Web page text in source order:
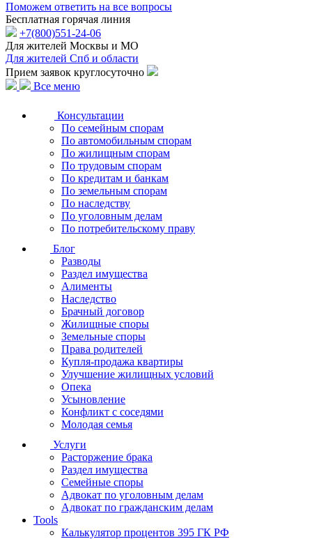
Поможем ответить на все вопросы
Бесплатная горячая линия
+7(800)551-24-06
Для жителей Москвы и МО
Для жителей Спб и области
Прием заявок круглосуточно
Все меню
Консультации
По семейным спорам
По автомобильным спорам
По жилищным спорам
По трудовым спорам
По кредитам и банкам
По земельным спорам
По наследству
По уголовным делам
По потребительскому праву
Блог
Разводы
Раздел имущества
Алименты
Наследство
Брачный договор
Жилищные споры
Земельные споры
Права родителей
Купля-продажа квартиры
Улучшение жилищных условий
Опека
Усыновление
Конфликт с соседями
Молодая семья
Услуги
Расторжение брака
Раздел имущества
Семейные споры
Адвокат по уголовным делам
Адвокат по гражданским делам
Tools
Калькулятор процентов 395 ГК РФ